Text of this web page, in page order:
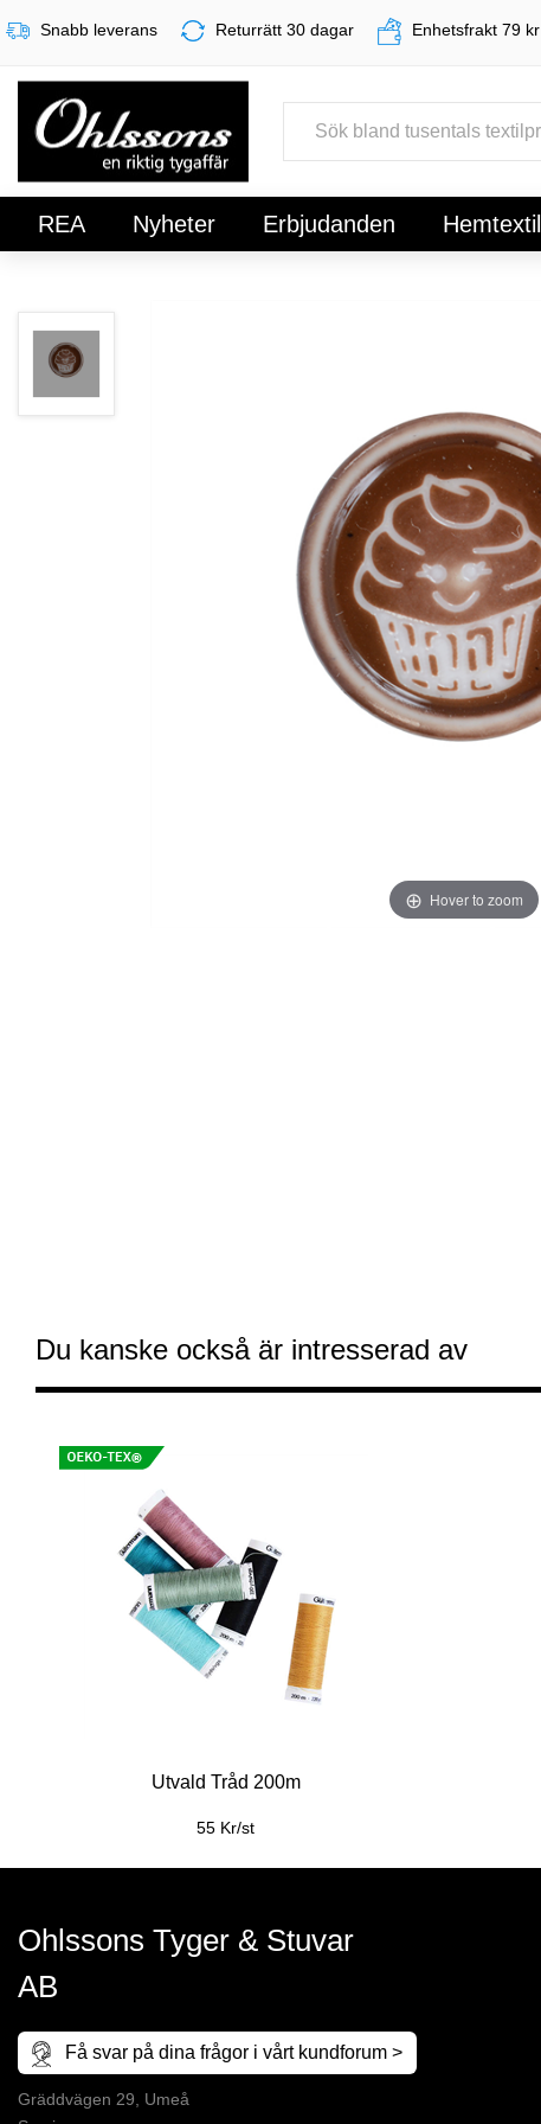
Snabb leverans Returrätt 30 dagar Enhetsfrakt 79 kr
REA Nyheter Erbjudanden Hemtextil
Hover to zoom
Du kanske också är intresserad av
Utvald Tråd 200m
55 Kr/st
Ohlssons Tyger & Stuvar
AB
Få svar på dina frågor i vårt kundforum >
Gräddvägen 29, Umeå